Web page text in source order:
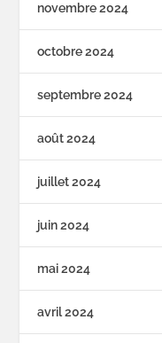
novembre 2024
octobre 2024
septembre 2024
août 2024
juillet 2024
juin 2024
mai 2024
avril 2024